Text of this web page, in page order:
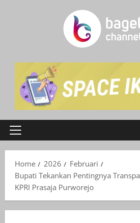
Primary
Home
2026
Februari
Bupati Tekankan Pentingnya
KPRI Prasaja Purworejo